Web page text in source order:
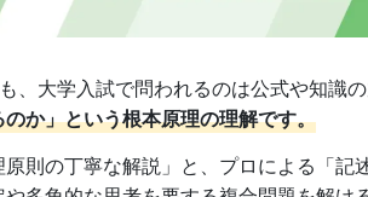
、大学入試で問われるのは公式や知識
か」という根本原理の理解です。
則の丁寧な解説」と、プロによる「記